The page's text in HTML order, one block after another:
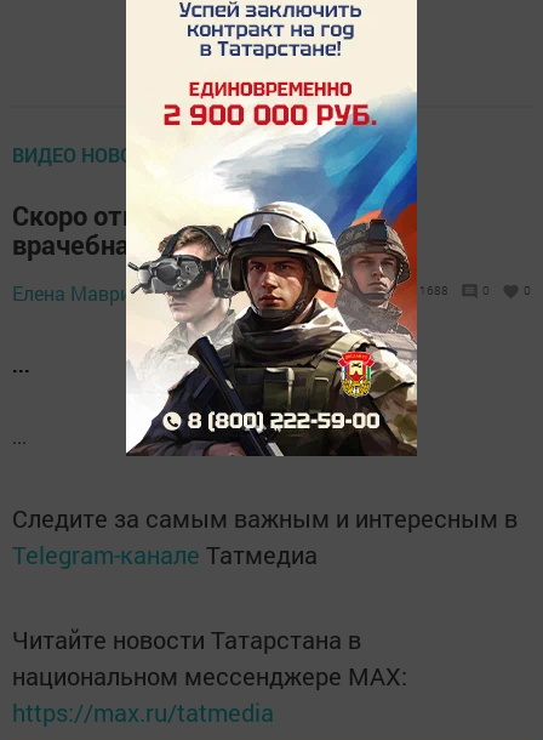
ВИДЕО НОВОСТИ (НОВОЕ)
Скоро откроется пятая в районе
врачебная амбулатория
Елена Маврина, 22 ноября 2017 - 16:09 1688 0 0
...
...
Следите за самым важным и интересным в
Telegram-канале Татмедиа
Читайте новости Татарстана в
национальном мессенджере MАХ:
https://max.ru/tatmedia